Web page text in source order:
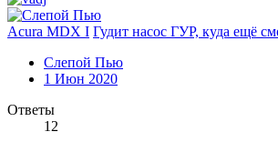
Acura MDX I Гудит насос ГУР, куда ещё
Слепой Пью
1 Июн 2020
Ответы
12